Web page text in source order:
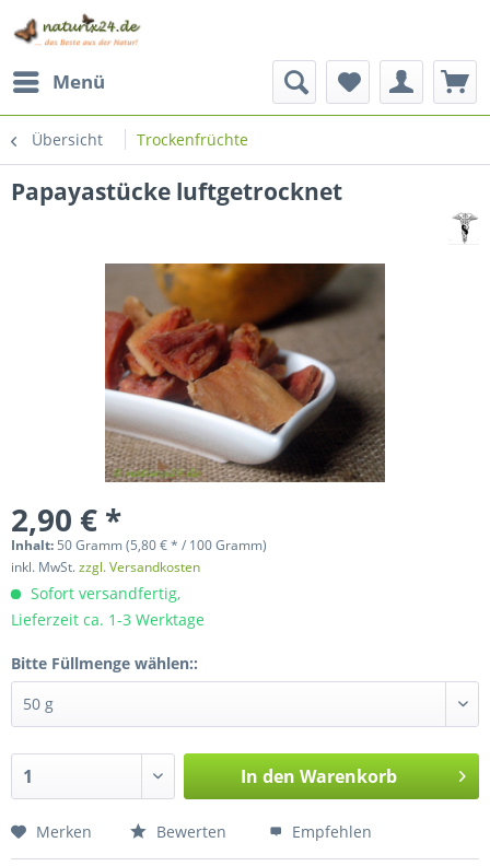
Menü
Übersicht Trockenfrüchte
Papayastücke luftgetrocknet
2,90 € *
Inhalt: 50 Gramm (5,80 € * / 100 Gramm)
inkl. MwSt.zzgl. Versandkosten
Sofort versandfertig,
Lieferzeit ca. 1-3 Werktage
Bitte Füllmenge wählen::
In den Warenkorb
Merken Bewerten Empfehlen